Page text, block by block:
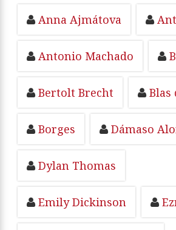
Anna Ajmátova
Antonio Machado
Bertolt Brecht Blas
Borges Dámaso
Dylan Thomas
Emily Dickinson